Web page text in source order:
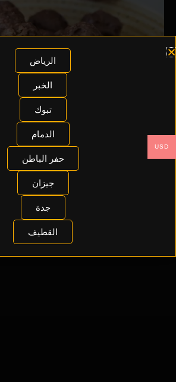
USD
الرياض
الخبر
تبوك
الدمام
حفر الباطن
جيزان
جدة
القطيف